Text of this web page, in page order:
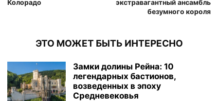
Колорадо
экстравагантный ансамбль
безумного короля
ЭТО МОЖЕТ БЫТЬ ИНТЕРЕСНО
Замки долины Рейна: 10
легендарных бастионов,
возведенных в эпоху
Средневековья